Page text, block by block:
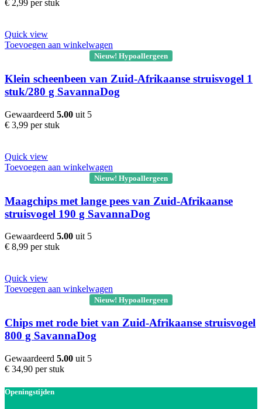
€ 2,99 per stuk
Quick view
Toevoegen aan winkelwagen
Nieuw! Hypoallergeen
Klein scheenbeen van Zuid-Afrikaanse struisvogel 1
stuk/280 g SavannaDog
Gewaardeerd 5.00 uit 5
€ 3,99 per stuk
Quick view
Toevoegen aan winkelwagen
Nieuw! Hypoallergeen
Maagchips met lange pees van Zuid-Afrikaanse
struisvogel 190 g SavannaDog
Gewaardeerd 5.00 uit 5
€ 8,99 per stuk
Quick view
Toevoegen aan winkelwagen
Nieuw! Hypoallergeen
Chips met rode biet van Zuid-Afrikaanse struisvogel
800 g SavannaDog
Gewaardeerd 5.00 uit 5
€ 34,90 per stuk
Openingstijden